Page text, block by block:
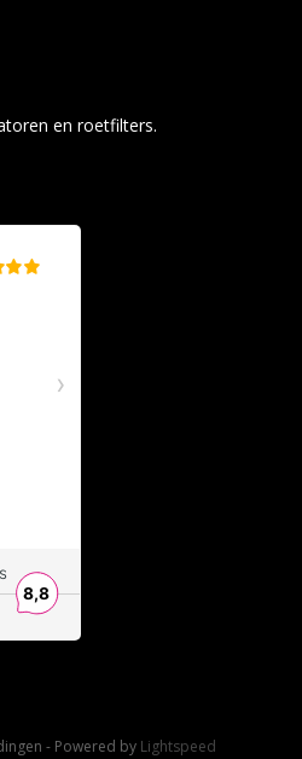
en roetfilters.
- Powered by Lightspeed